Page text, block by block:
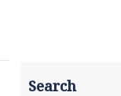
Search